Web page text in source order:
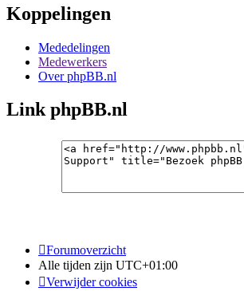
Koppelingen
Mededelingen
Medewerkers
Over phpBB.nl
Link phpBB.nl
Forumoverzicht
Alle tijden zijn UTC+01:00
Verwijder cookies